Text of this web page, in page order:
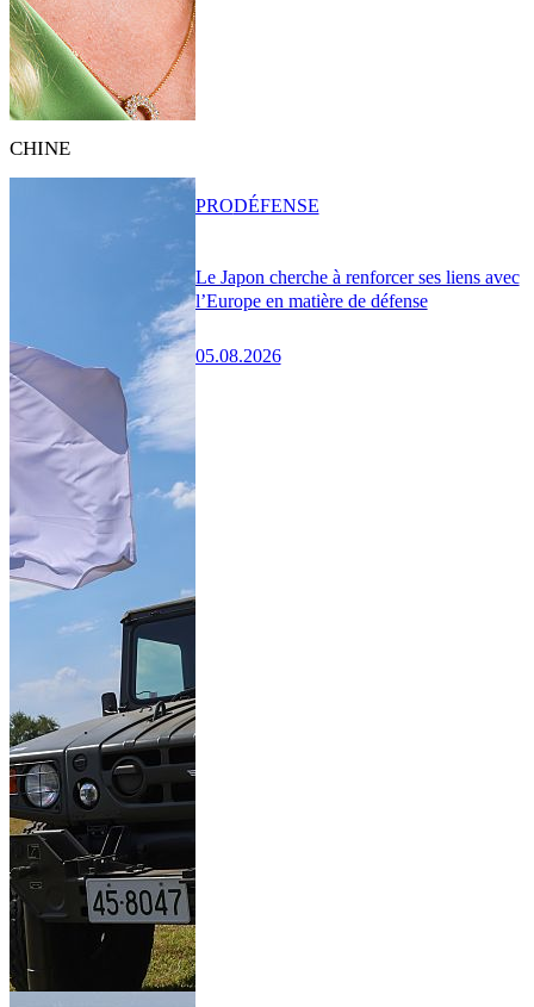
CHINE
Le Japon cherche à renforcer ses liens avec
l’Europe en matière de défense
05.08.2026
PRODÉFENSE